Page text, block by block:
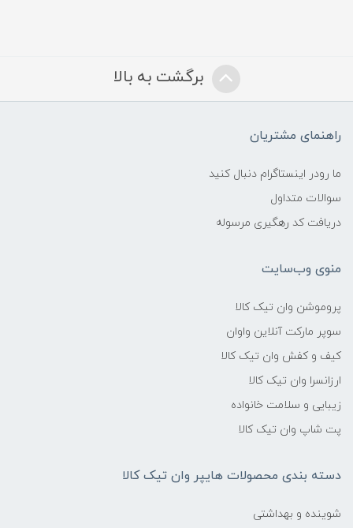
برگشت به بالا
راهنمای مشتریان
ما رودر اینستاگرام دنبال کنید
سوالات متداول
دریافت کد رهگیری مرسوله
منوی وب‌سایت
پروموشن وان تیک کالا
سوپر مارکت آنلاین واوان
کیف و کفش وان تیک کالا
ارزانسرا وان تیک کالا
زیبایی و سلامت خانواده
پت شاپ وان تیک کالا
دسته بندی محصولات هایپر وان تیک کالا
شوینده و بهداشتی